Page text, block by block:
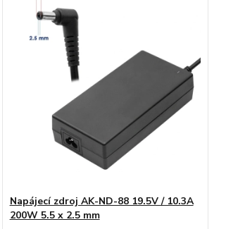
Napájecí zdroj AK-ND-88 19.5V / 10.3A
200W 5.5 x 2.5 mm